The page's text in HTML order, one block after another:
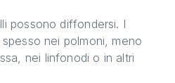
possono diffondersi. I
nei polmoni, meno
nei linfonodi o in altri